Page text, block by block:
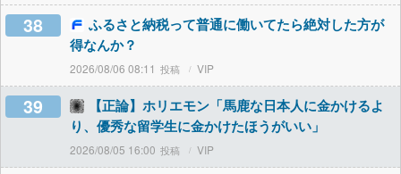
38
ふるさと納税って普通に働いてたら絶対した方が
得なんか？
2026/08/06 08:11 VIP
39
【正論】ホリエモン「馬鹿な日本人に金かけるよ
り、優秀な留学生に金かけたほうがいい」
2026/08/05 16:00 VIP